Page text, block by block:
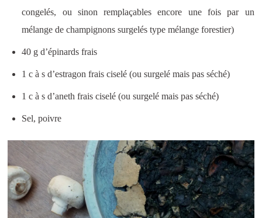
congelés, ou sinon remplaçables encore une fois par un
mélange de champignons surgelés type mélange forestier)
40 g d’épinards frais
1 c à s d’estragon frais ciselé (ou surgelé mais pas séché)
1 c à s d’aneth frais ciselé (ou surgelé mais pas séché)
Sel, poivre